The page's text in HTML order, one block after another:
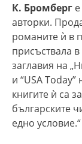
К. Бромберг
авторки.
романите ѝ в
присъствала
заглавия на
и “USA
книгите ѝ са
българските
едно условие.“